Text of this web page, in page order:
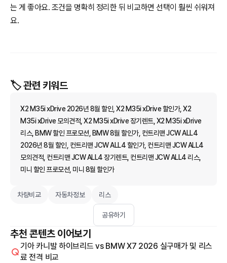
는 게 좋아요. 조건을 명확히 정리한 뒤 비교하면 선택이 훨씬 쉬워져
요.
🏷️ 관련 키워드
X2 M35i xDrive 2026년 8월 할인, X2 M35i xDrive 할인가, X2
M35i xDrive 모의견적, X2 M35i xDrive 장기렌트, X2 M35i xDrive
리스, BMW 할인 프로모션, BMW 8월 할인가, 컨트리맨 JCW ALL4
2026년 8월 할인, 컨트리맨 JCW ALL4 할인가, 컨트리맨 JCW ALL4
모의견적, 컨트리맨 JCW ALL4 장기렌트, 컨트리맨 JCW ALL4 리스,
미니 할인 프로모션, 미니 8월 할인가
차량비교 자동차정보 리스
공유하기
추천 콘텐츠 이어보기
기아 카니발 하이브리드 vs BMW X7 2026 실구매가 및 리스
료 전격 비교